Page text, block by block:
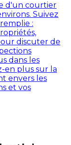
d'un courtier
Suivez
:
discuter de
dans les
en plus sur la
envers les
et vos